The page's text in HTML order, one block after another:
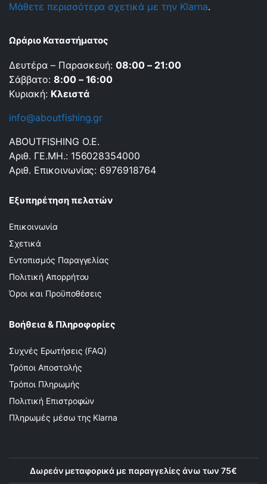
Μάθετε περισσότερα σχετικά με την Klarna.
Ωράριο Καταστήματος
Δευτέρα – Παρασκευή:08:00 – 21:00
Σάββατο: 8:00 – 16:00
Κυριακή: Κλειστά
info@aboutfishing.gr
ABOUTFISHING Ο.Ε.
Αριθ. ΓΕ.ΜΗ.: 156028354000
Αριθ. Επικοινωνίας: 6976918764
Εξυπηρέτηση πελατών
Επικοινωνία
Σχετικά
Εντοπισμός Παραγγελίας
Πολιτική Απορρήτου
Όροι και Προϋποθέσεις
Βοήθεια & Πληροφορίες
Συχνές Ερωτήσεις (FAQ)
Τρόποι Αποστολής
Τρόποι Πληρωμής
Πολιτική Επιστροφών
Πληρωμές μέσω της Klarna
Δωρεάν μεταφορικά με παραγγελίες άνω των 75€